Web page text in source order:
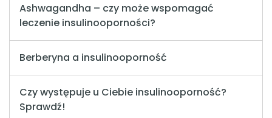
Ashwagandha – czy może wspomagać
leczenie insulinooporności?
Berberyna a insulinooporność
Czy występuje u Ciebie insulinooporność?
Sprawdź!